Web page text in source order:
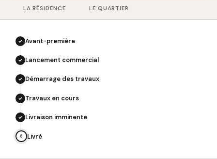
LA RÉSIDENCE LE QUARTIER
Avant-première
Lancement commercial
Démarrage des travaux
Travaux en cours
Livraison imminente
6 Livré